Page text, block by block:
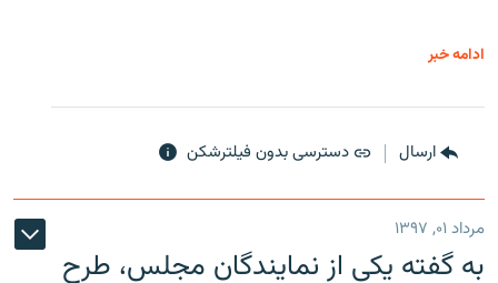
ادامه خبر
ارسال دسترسی بدون فیلترشکن
مرداد ۰۱, ۱۳۹۷
به گفته یکی از نمایندگان مجلس، طرح